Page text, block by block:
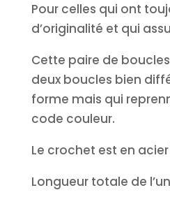
Pour celles qui ont
d’originalité et qui
Cette paire de
deux boucles bien
forme mais qui
code couleur.
Le crochet est en
Longueur totale de